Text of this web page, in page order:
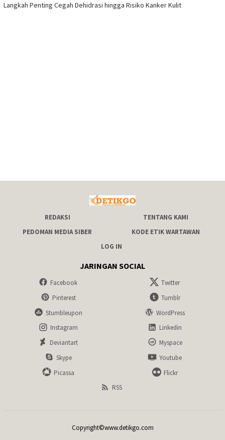
Langkah Penting Cegah Dehidrasi hingga Risiko Kanker Kulit
REDAKSI
TENTANG KAMI
PEDOMAN MEDIA SIBER
KODE ETIK WARTAWAN
LOG IN
JARINGAN SOCIAL
Facebook
Twitter
Pinterest
Tumblr
Stumbleupon
WordPress
Instagram
Linkedin
Deviantart
Myspace
Skype
Youtube
Picassa
Flickr
RSS
Copyright©www.detikgo.com